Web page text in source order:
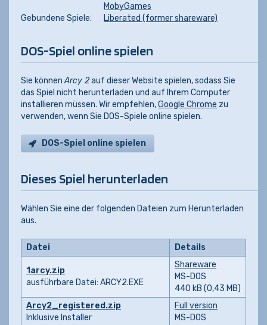
MobyGames
Gebundene Spiele:
Liberated (former shareware)
DOS-Spiel online spielen
Sie könnenArcy 2auf dieser Website spielen, sodass Sie
das Spiel nicht herunterladen und auf Ihrem Computer
installieren müssen. Wir empfehlen,Google Chrome zu
verwenden, wenn Sie DOS-Spiele online spielen.
DOS-Spiel online spielen
Dieses Spiel herunterladen
Wählen Sie eine der folgenden Dateien zum Herunterladen
aus.
Datei Details
1arcy.zip
ausführbare Datei: ARCY2.EXE
Shareware
MS-DOS
440 kB (0,43 MB)
Arcy2_registered.zip
Inklusive Installer
Full version
MS-DOS